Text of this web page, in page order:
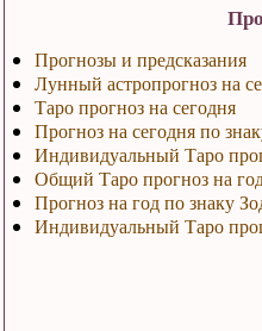
Прогнозы и предсказания
Лунный астропрогноз на
Таро прогноз на сегодня
Прогноз на сегодня по
Индивидуальный Таро
Общий Таро прогноз на
Прогноз на год по знаку
Индивидуальный Таро